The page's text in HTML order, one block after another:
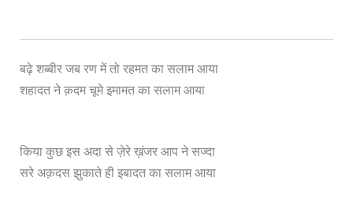
बढ़े शब्बीर जब रण में तो रहमत का सलाम आया
शहादत ने क़दम चूमे इमामत का सलाम आया
किया कुछ इस अदा से ज़ेरे ख़ंजर आप ने सज्दा
सरे अक़दस झुकाते ही इबादत का सलाम आया